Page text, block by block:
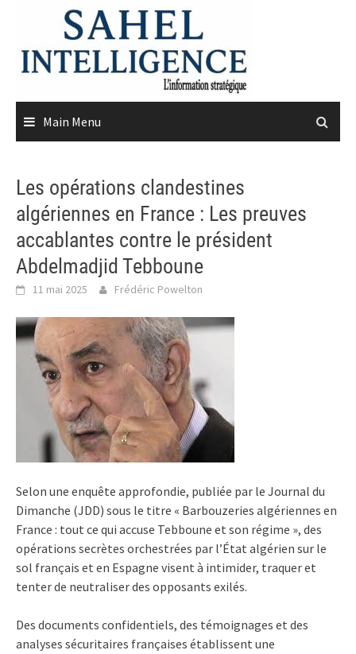
content
Main Menu
Les opérations clandestines
algériennes en France : Les preuves
accablantes contre le président
Abdelmadjid Tebboune
11 mai 2025 Frédéric Powelton
Selon une enquête approfondie, publiée par le Journal du
Dimanche (JDD) sous le titre « Barbouzeries algériennes en
France : tout ce qui accuse Tebboune et son régime », des
opérations secrètes orchestrées par l’État algérien sur le
sol français et en Espagne visent à intimider, traquer et
tenter de neutraliser des opposants exilés.
Des documents confidentiels, des témoignages et des
analyses sécuritaires françaises établissent une